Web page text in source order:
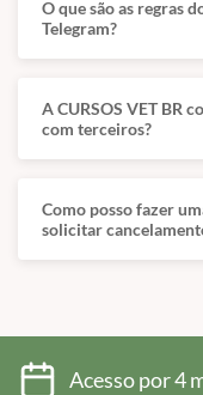
O que são as regras
Telegram?
A CURSOS VET BR
com terceiros?
Como posso fazer
solicitar
Acesso por 4